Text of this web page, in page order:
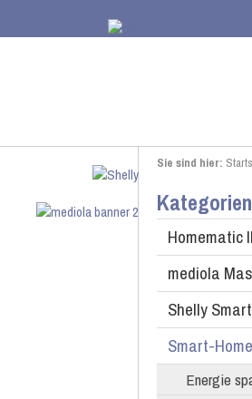
Sie sind hier:
Kategorien
Homematic
mediola
Shelly
Smart-
Energie